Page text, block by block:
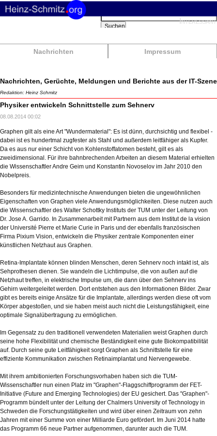
Nachrichten Impressum
Suchbegriffe
Suchen
Nachrichten, Gerüchte, Meldungen und Berichte aus der IT-Szene
Redaktion: Heinz Schmitz
Physiker entwickeln Schnittstelle zum Sehnerv
08.08.2014 00:02
Graphen gilt als eine Art "Wundermaterial": Es ist dünn, durchsichtig und flexibel -
dabei ist es hundertmal zugfester als Stahl und außerdem leitfähiger als Kupfer.
Da es aus nur einer Schicht von Kohlenstoffatomen besteht, gilt es als
zweidimensional. Für ihre bahnbrechenden Arbeiten an diesem Material erhielten
die Wissenschaftler Andre Geim und Konstantin Novoselov im Jahr 2010 den
Nobelpreis.
Besonders für medizintechnische Anwendungen bieten die ungewöhnlichen
Eigenschaften von Graphen viele Anwendungsmöglichkeiten. Diese nutzen auch
die Wissenschaftler des Walter Schottky Instituts der TUM unter der Leitung von
Dr. Jose A. Garrido. In Zusammenarbeit mit Partnern aus dem Institut de la vision
der Université Pierre et Marie Curie in Paris und der ebenfalls französischen
Firma Pixium Vision, entwickeln die Physiker zentrale Komponenten einer
künstlichen Netzhaut aus Graphen.
Retina-Implantate können blinden Menschen, deren Sehnerv noch intakt ist, als
Sehprothesen dienen. Sie wandeln die Lichtimpulse, die von außen auf die
Netzhaut treffen, in elektrische Impulse um, die dann über den Sehnerv ins
Gehirn weitergeleitet werden. Dort entstehen aus den Informationen Bilder. Zwar
gibt es bereits einige Ansätze für die Implantate, allerdings werden diese oft vom
Körper abgestoßen, und sie haben meist auch nicht die Leistungsfähigkeit, eine
optimale Signalübertragung zu ermöglichen.
Im Gegensatz zu den traditionell verwendeten Materialien weist Graphen durch
seine hohe Flexibilität und chemische Beständigkeit eine gute Biokompatibilität
auf. Durch seine gute Leitfähigkeit sorgt Graphen als Schnittstelle für eine
effiziente Kommunikation zwischen Retinaimplantat und Nervengewebe.
Mit ihrem ambitionierten Forschungsvorhaben haben sich die TUM-
Wissenschaftler nun einen Platz im "Graphen"-Flaggschiffprogramm der FET-
Initiative (Future and Emerging Technologies) der EU gesichert. Das "Graphen"-
Programm bündelt unter der Leitung der Chalmers University of Technology in
Schweden die Forschungstätigkeiten und wird über einen Zeitraum von zehn
Jahren mit einer Summe von einer Milliarde Euro gefördert. Im Juni 2014 hatte
das Programm 66 neue Partner aufgenommen, darunter auch die TUM.